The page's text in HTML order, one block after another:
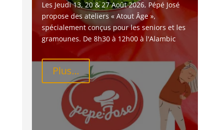
Les Jeudi 13, 20 & 27 Août 2026, Pépé José
propose des ateliers « Atout Âge »,
spécialement conçus pour les seniors et les
gramounes. De 8h30 à 12h00 à l'Alambic
Plus...